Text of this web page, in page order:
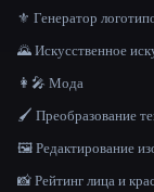
⚜️ Генератор
🌄 Искусственное
👩‍🎤 Мода
🖌️ Преобразование
🖼️ Редактирование
📸 Рейтинг лица и